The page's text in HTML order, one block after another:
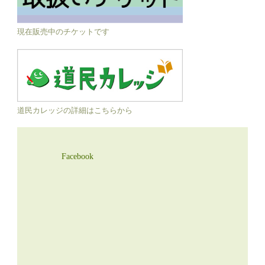
現在販売中のチケットです
道民カレッジの詳細はこちらから
Facebook